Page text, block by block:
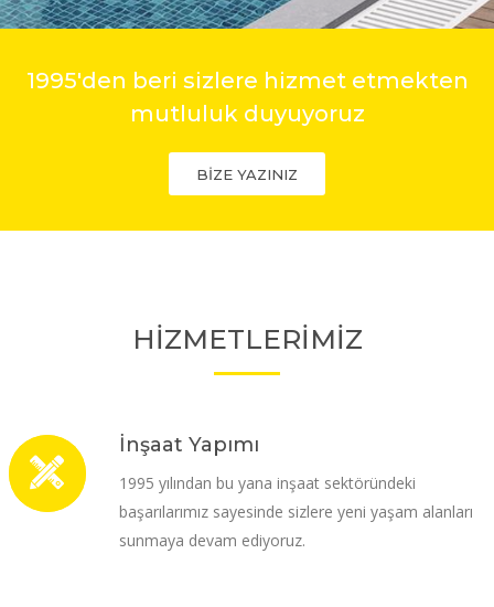
1995'den beri sizlere hizmet etmekten
mutluluk duyuyoruz
BİZE YAZINIZ
HİZMETLERİMİZ
İnşaat Yapımı
1995 yılından bu yana inşaat sektöründeki
başarılarımız sayesinde sizlere yeni yaşam alanları
sunmaya devam ediyoruz.